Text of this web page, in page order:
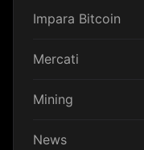
Impara Bitcoin
Mercati
Mining
News